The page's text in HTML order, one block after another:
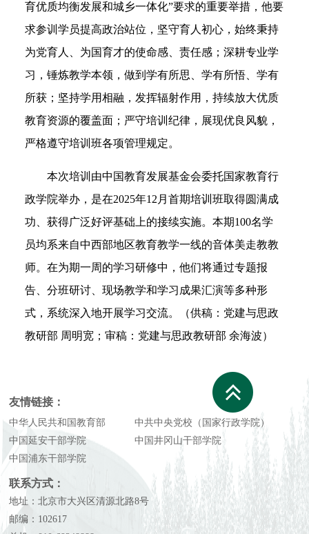
育优质均衡发展和城乡一体化”要求的重要举措，他要
求参训学员提高政治站位，坚守育人初心，始终秉持
为党育人、为国育才的使命感、责任感；深耕专业学
习，锤炼教学本领，做到学有所思、学有所悟、学有
所获；坚持学用相融，发挥辐射作用，持续放大优质
教育资源的覆盖面；严守培训纪律，展现优良风貌，
严格遵守培训班各项管理规定。
本次培训由中国教育发展基金会委托国家教育行
政学院举办，是在2025年12月首期培训班取得圆满成
功、获得广泛好评基础上的接续实施。本期100名学
员均系来自中西部地区教育教学一线的音体美走教教
师。在为期一周的学习研修中，他们将通过专题报
告、分班研讨、现场教学和学习成果汇演等多种形
式，系统深入地开展学习交流。（供稿：党建与思政
教研部 周明宽；审稿：党建与思政教研部 余海波）
友情链接：
中华人民共和国教育部
中共中央党校（国家行政学院）
中国延安干部学院
中国井冈山干部学院
中国浦东干部学院
联系方式：
地址：北京市大兴区清源北路8号
邮编：102617